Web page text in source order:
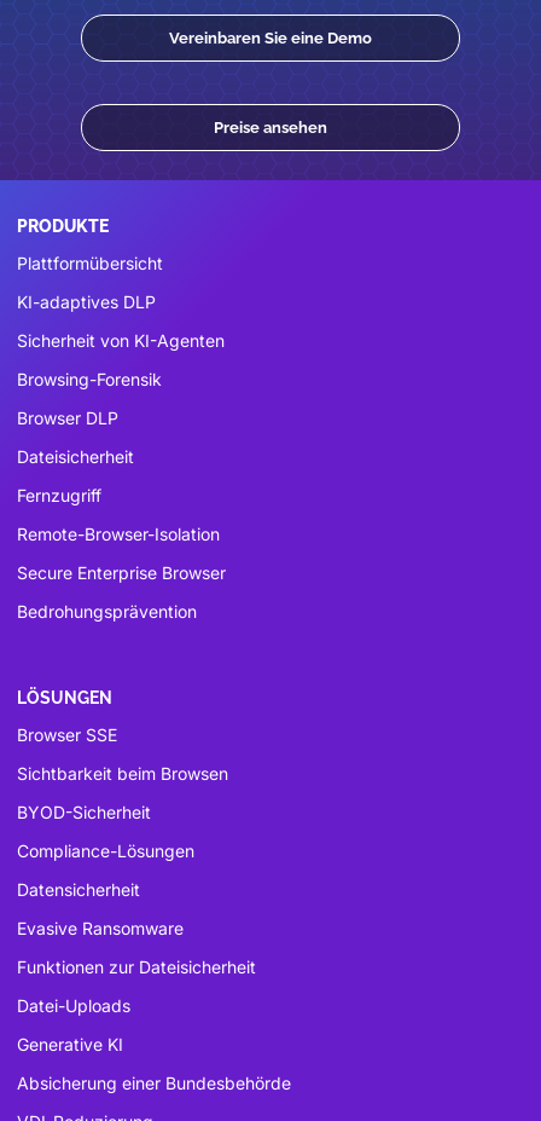
Vereinbaren Sie eine Demo
Preise ansehen
PRODUKTE
Plattformübersicht
KI-adaptives DLP
Sicherheit von KI-Agenten
Browsing-Forensik
Browser DLP
Dateisicherheit
Fernzugriff
Remote-Browser-Isolation
Secure Enterprise Browser
Bedrohungsprävention
LÖSUNGEN
Browser SSE
Sichtbarkeit beim Browsen
BYOD-Sicherheit
Compliance-Lösungen
Datensicherheit
Evasive Ransomware
Funktionen zur Dateisicherheit
Datei-Uploads
Generative KI
Absicherung einer Bundesbehörde